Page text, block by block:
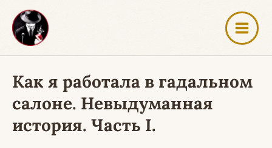
Перейти
содержимому
Как я работала в гадальном
салоне. Невыдуманная
история. Часть I.